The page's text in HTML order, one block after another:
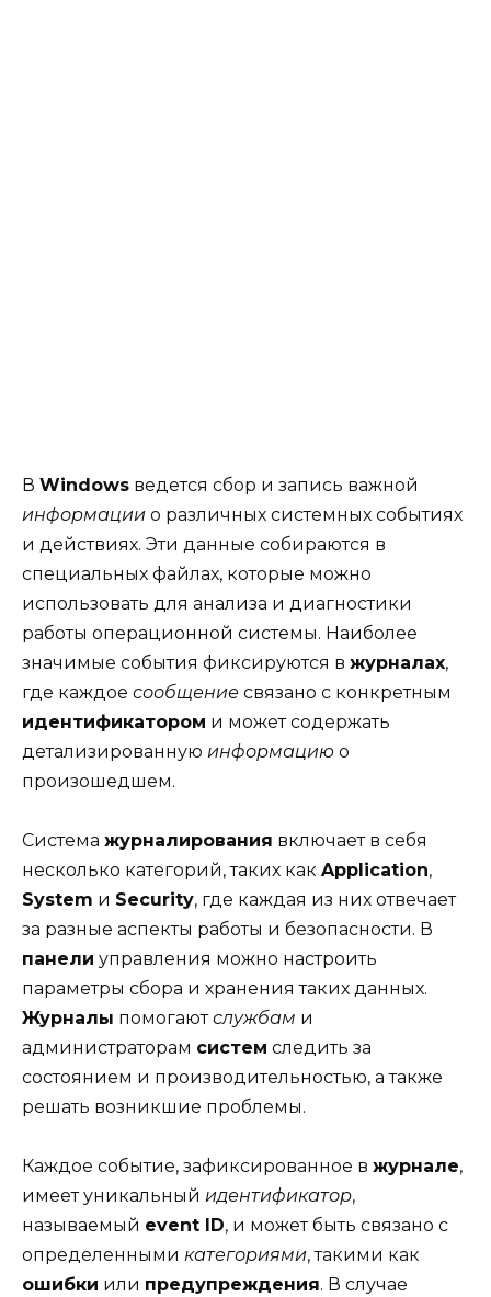
В Windows ведется сбор и запись важной
информации о различных системных событиях
и действиях. Эти данные собираются в
специальных файлах, которые можно
использовать для анализа и диагностики
работы операционной системы. Наиболее
значимые события фиксируются в журналах,
где каждое сообщение связано с конкретным
идентификатором и может содержать
детализированную информацию о
произошедшем.
Система журналирования включает в себя
несколько категорий, таких как Application,
System и Security, где каждая из них отвечает
за разные аспекты работы и безопасности. В
панели управления можно настроить
параметры сбора и хранения таких данных.
Журналы помогаютслужбам и
администраторам систем следить за
состоянием и производительностью, а также
решать возникшие проблемы.
Каждое событие, зафиксированное в журнале,
имеет уникальный идентификатор,
называемый event ID, и может быть связано с
определенными категориями, такими как
ошибки или предупреждения. В случае